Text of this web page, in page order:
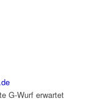
G-Wurf erwartet